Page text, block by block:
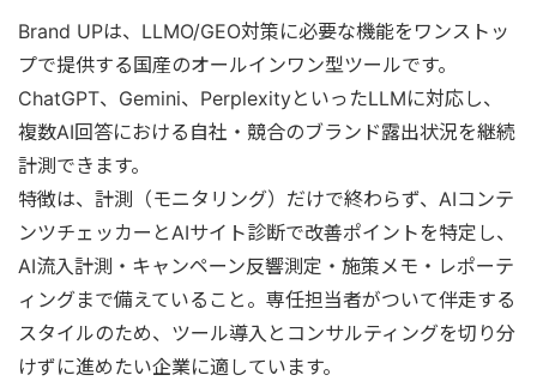
Brand UPは、LLMO/GEO対策に必要な機能をワンストッ
プで提供する国産のオールインワン型ツールです。
ChatGPT、Gemini、PerplexityといったLLMに対応し、
複数AI回答における自社・競合のブランド露出状況を継続
計測できます。
特徴は、計測（モニタリング）だけで終わらず、AIコンテ
ンツチェッカーとAIサイト診断で改善ポイントを特定し、
AI流入計測・キャンペーン反響測定・施策メモ・レポーテ
ィングまで備えていること。専任担当者がついて伴走する
スタイルのため、ツール導入とコンサルティングを切り分
けずに進めたい企業に適しています。